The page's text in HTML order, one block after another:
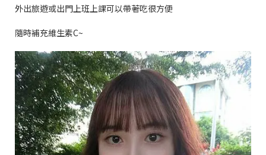
外出旅遊或出門上班上課可以帶著吃很方便
隨時補充維生素C~